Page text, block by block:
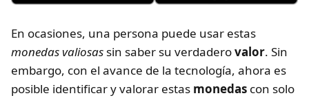
En ocasiones, una persona puede usar estas
monedas valiosas sin saber su verdaderovalor. Sin
embargo, con el avance de la tecnología, ahora es
posible identificar y valorar estas monedas con solo